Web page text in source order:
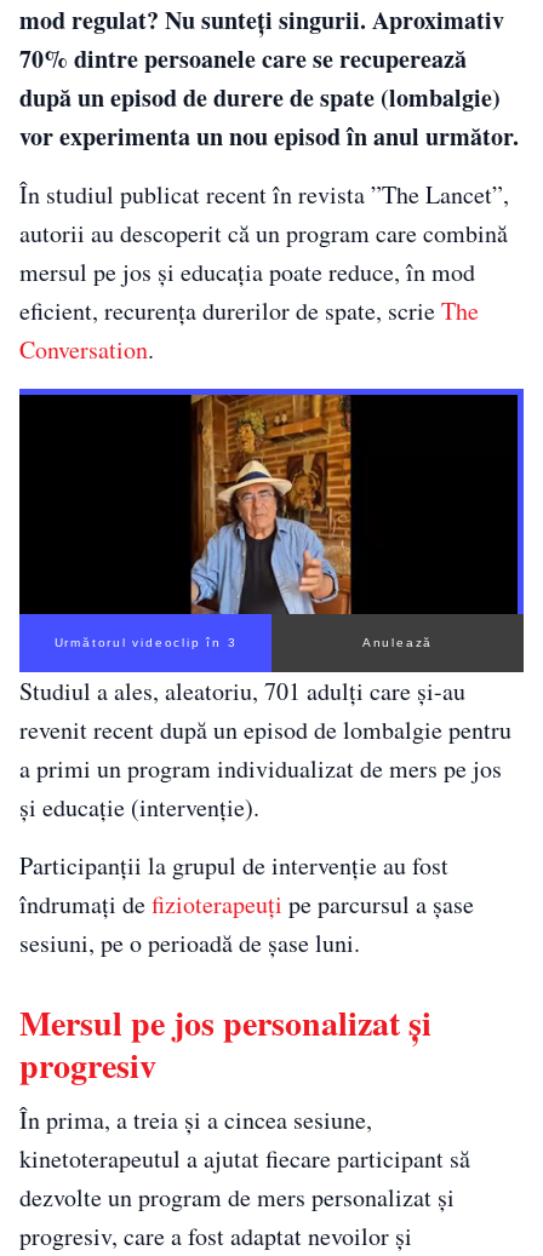
mod regulat? Nu sunteți singurii. Aproximativ
70% dintre persoanele care se recuperează
după un episod de durere de spate (lombalgie)
vor experimenta un nou episod în anul următor.
În studiul publicat recent în revista ”The Lancet”,
autorii au descoperit că un program care combină
mersul pe jos și educația poate reduce, în mod
eficient, recurența durerilor de spate, scrieThe
Conversation.
Următorul videoclip în 2 Anulează
Studiul a ales, aleatoriu, 701 adulți care și-au
revenit recent după un episod de lombalgie pentru
a primi un program individualizat de mers pe jos
și educație (intervenție).
Participanții la grupul de intervenție au fost
îndrumați defizioterapeuți pe parcursul a șase
sesiuni, pe o perioadă de șase luni.
Mersul pe jos personalizat și
progresiv
În prima, a treia și a cincea sesiune,
kinetoterapeutul a ajutat fiecare participant să
dezvolte un program de mers personalizat și
progresiv, care a fost adaptat nevoilor și